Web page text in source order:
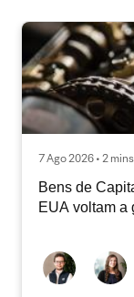
7 Ago 2026 • 2
Bens de
EUA voltam a